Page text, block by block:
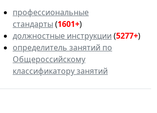
профессиональные
стандарты (1601+)
должностные инструкции (5277+)
определитель занятий по
Общероссийскому
классификатору занятий